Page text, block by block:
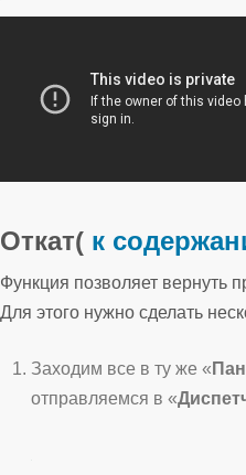
Откат( к
Функция позволяет
Для этого нужно сделать
Заходим все в ту же «
отправляемся в «